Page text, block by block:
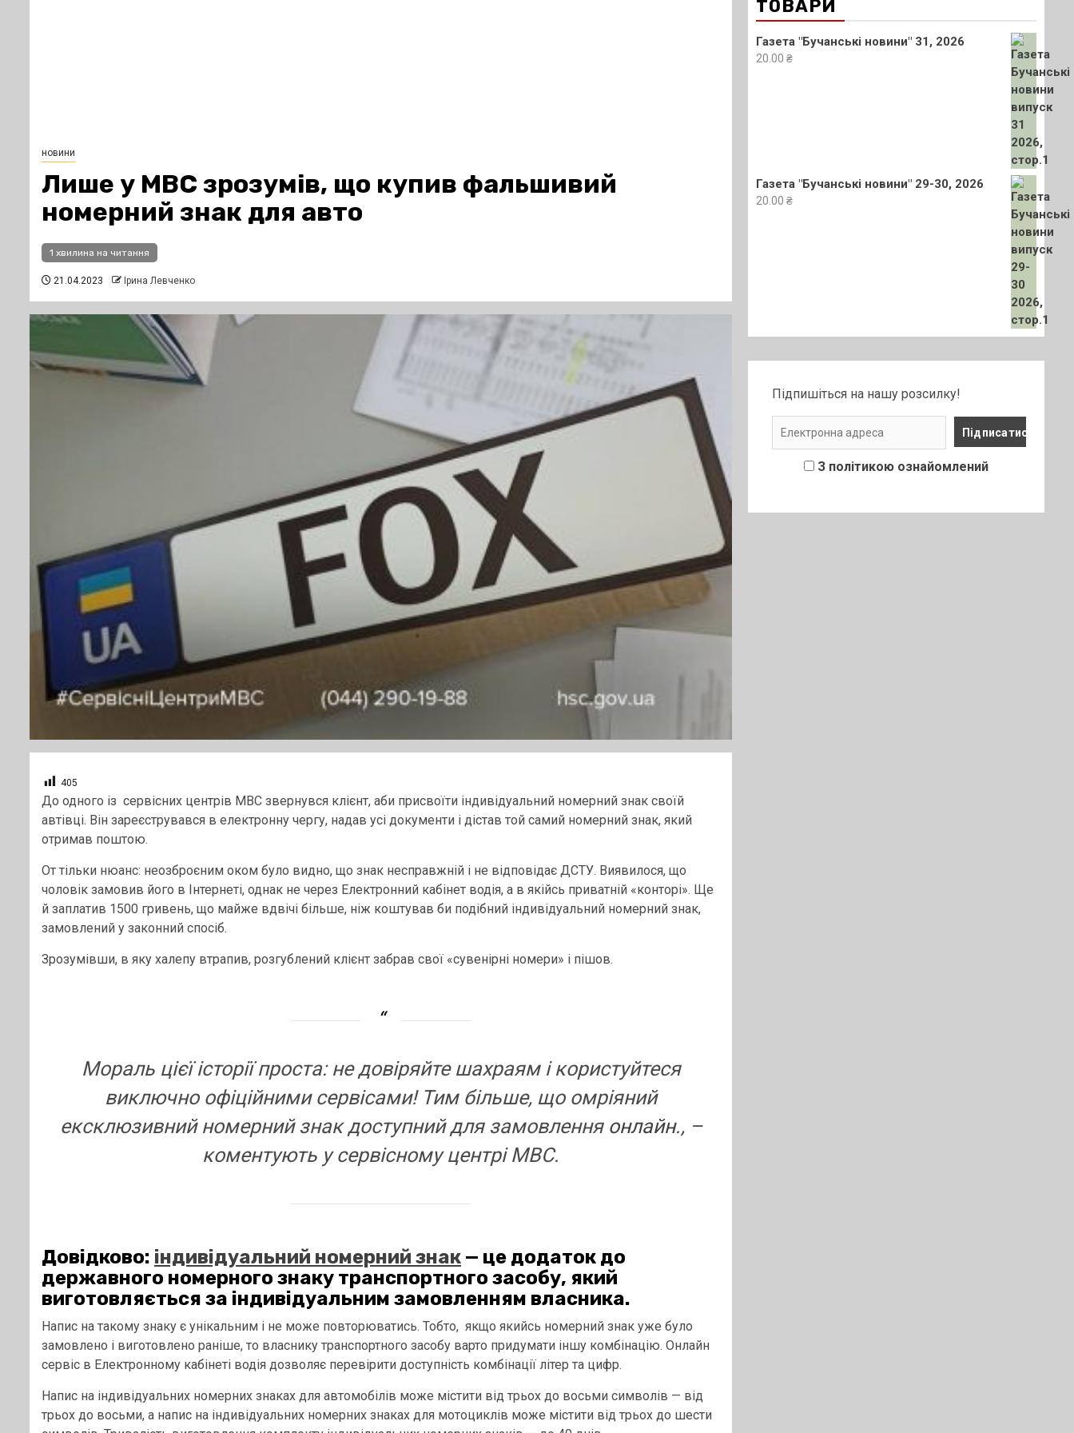
новини
Лише у МВС зрозумів, що купив фальшивий
номерний знак для авто
1 хвилина на читання
21.04.2023 Ірина Левченко
405
До одного із сервісних центрів МВС звернувся клієнт, аби присвоїти індивідуальний номерний знак своїй
автівці. Він зареєструвався в електронну чергу, надав усі документи і дістав той самий номерний знак, який
отримав поштою.
От тільки нюанс: неозброєним оком було видно, що знак несправжній і не відповідає ДСТУ. Виявилося, що
чоловік замовив його в Інтернеті, однак не через Електронний кабінет водія, а в якійсь приватній «конторі». Ще
й заплатив 1500 гривень, що майже вдвічі більше, ніж коштував би подібний індивідуальний номерний знак,
замовлений у законний спосіб.
Зрозумівши, в яку халепу втрапив, розгублений клієнт забрав свої «сувенірні номери» і пішов.
Мораль цієї історії проста: не довіряйте шахраям і користуйтеся
виключно офіційними сервісами! Тим більше, що омріяний
ексклюзивний номерний знак доступний для замовлення онлайн., –
коментують у сервісному центрі МВС.
Довідково: індивідуальний номерний знак — це додаток до
державного номерного знаку транспортного засобу, який
виготовляється за індивідуальним замовленням власника.
Напис на такому знаку є унікальним і не може повторюватись. Тобто, якщо якийсь номерний знак уже було
замовлено і виготовлено раніше, то власнику транспортного засобу варто придумати іншу комбінацію. Онлайн
сервіс в Електронному кабінеті водія дозволяє перевірити доступність комбінації літер та цифр.
Напис на індивідуальних номерних знаках для автомобілів може містити від трьох до восьми символів — від
трьох до восьми, а напис на індивідуальних номерних знаках для мотоциклів може містити від трьох до шести
ТОВАРИ
Газета "Бучанські новини" 31, 2026
20.00 ₴
Газета "Бучанські новини" 29-30, 2026
20.00 ₴
Підпишіться на нашу розсилку!
З політикою ознайомлений